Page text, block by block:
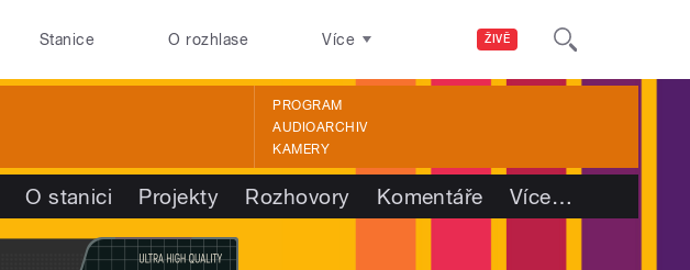
ŽIVĚ
Stanice O rozhlase Více
PROGRAM
AUDIOARCHIV
KAMERY
O stanici Projekty Rozhovory Komentáře Více…